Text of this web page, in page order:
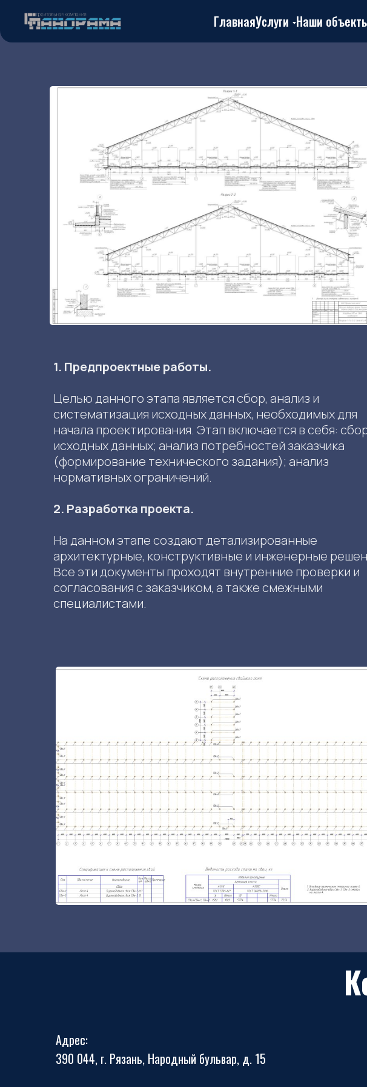
ГлавнаяУслуги Наши
1. Предпроектные работы.
Целью данного этапа является сбор, анализ и
систематизация исходных данных, необходимых для
начала проектирования. Этап включается в себя:
исходных данных; анализ потребностей заказчика
(формирование технического задания); анализ
нормативных ограничений.
2. Разработка проекта.
На данном этапе создают детализированные
архитектурные, конструктивные и инженерные
Все эти документы проходят внутренние проверки и
согласования с заказчиком, а также смежными
специалистами.
Адрес:
390 044, г. Рязань, Народный бульвар, д. 15